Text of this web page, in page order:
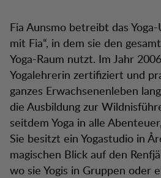
Fia Aunsmo betreibt das
mit Fia“, in dem sie den
Yoga-Raum nutzt. Im Jahr
Yogalehrerin zertifiziert und
ganzes Erwachsenenleben
die Ausbildung zur
seitdem Yoga in alle
Sie besitzt ein Yogastudio in
magischen Blick auf den
wo sie Yogis in Gruppen oder